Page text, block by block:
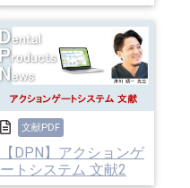
文献PDF
【DPN】アクションゲ
ートシステム 文献2